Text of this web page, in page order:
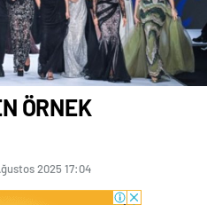
ÖRNEK
2025 17:04